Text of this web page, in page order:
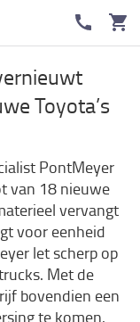
Toyota’s
PontMeyer
van 18 nieuwe
vervangt
voor eenheid
let scherp op
Met de
bovendien een
te komen.